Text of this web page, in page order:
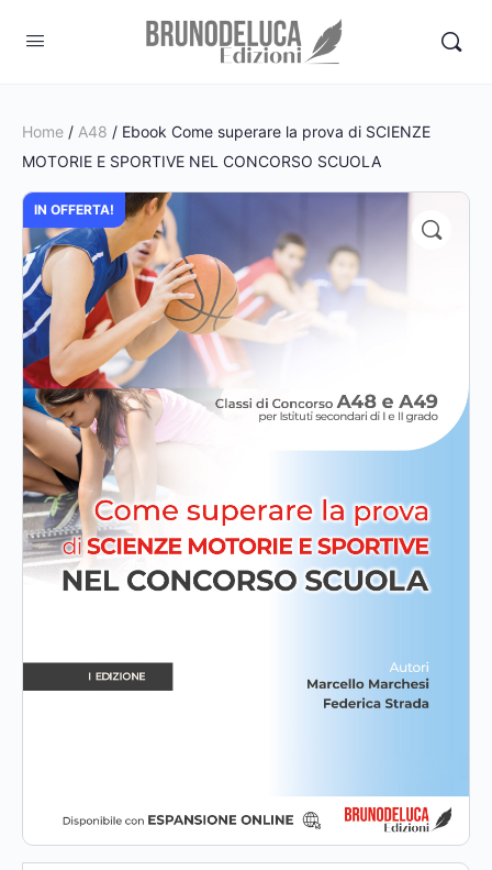
Home / A48 / Ebook Come superare la prova di SCIENZE
MOTORIE E SPORTIVE NEL CONCORSO SCUOLA
IN OFFERTA!